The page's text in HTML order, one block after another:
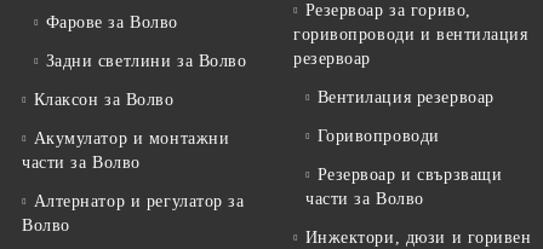
Фарове за Волво
Задни светлини за Волво
Клаксон за Волво
Акумулатор и монтажни
части за Волво
Алтернатор и регулатор за
Волво
Резервоар за гориво,
горивопроводи и вентилация
резервоар
Вентилация резервоар
Горивопроводи
Резервоар и свързващи
части за Волво
Инжектори, дюзи и горивен